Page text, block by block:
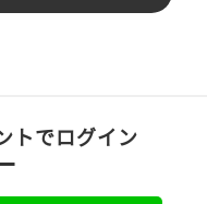
トでログイン